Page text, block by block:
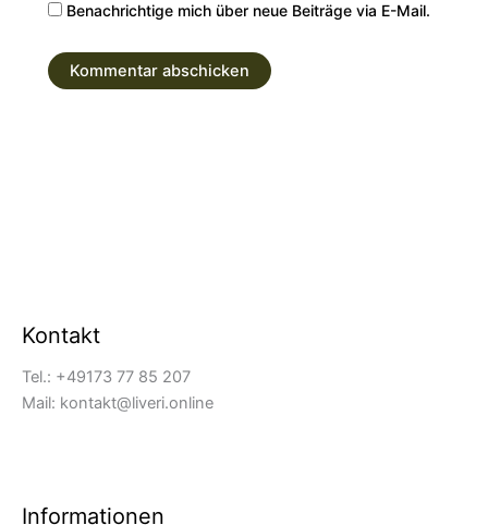
Benachrichtige mich über neue Beiträge via E-Mail.
Kontakt
Tel.: +49173 77 85 207
Mail: kontakt@liveri.online
Informationen